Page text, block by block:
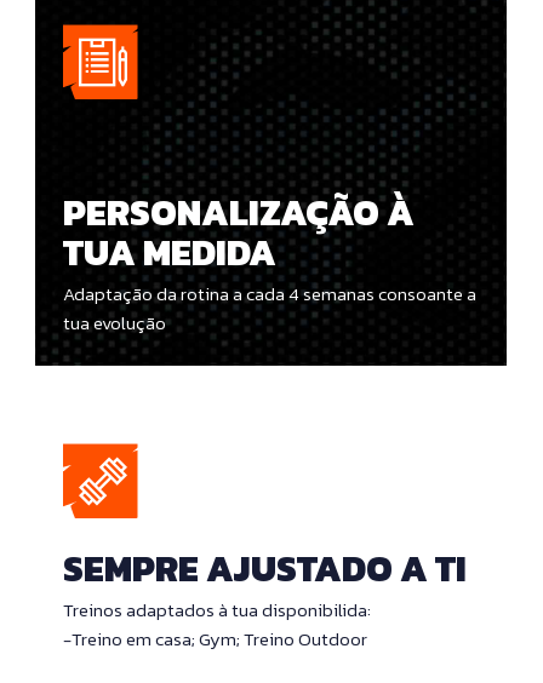
PERSONALIZAÇÃO À
TUA MEDIDA
Adaptação da rotina a cada 4 semanas consoante a
tua evolução
SEMPRE AJUSTADO A TI
Treinos adaptados à tua disponibilida:
-Treino em casa; Gym; Treino Outdoor